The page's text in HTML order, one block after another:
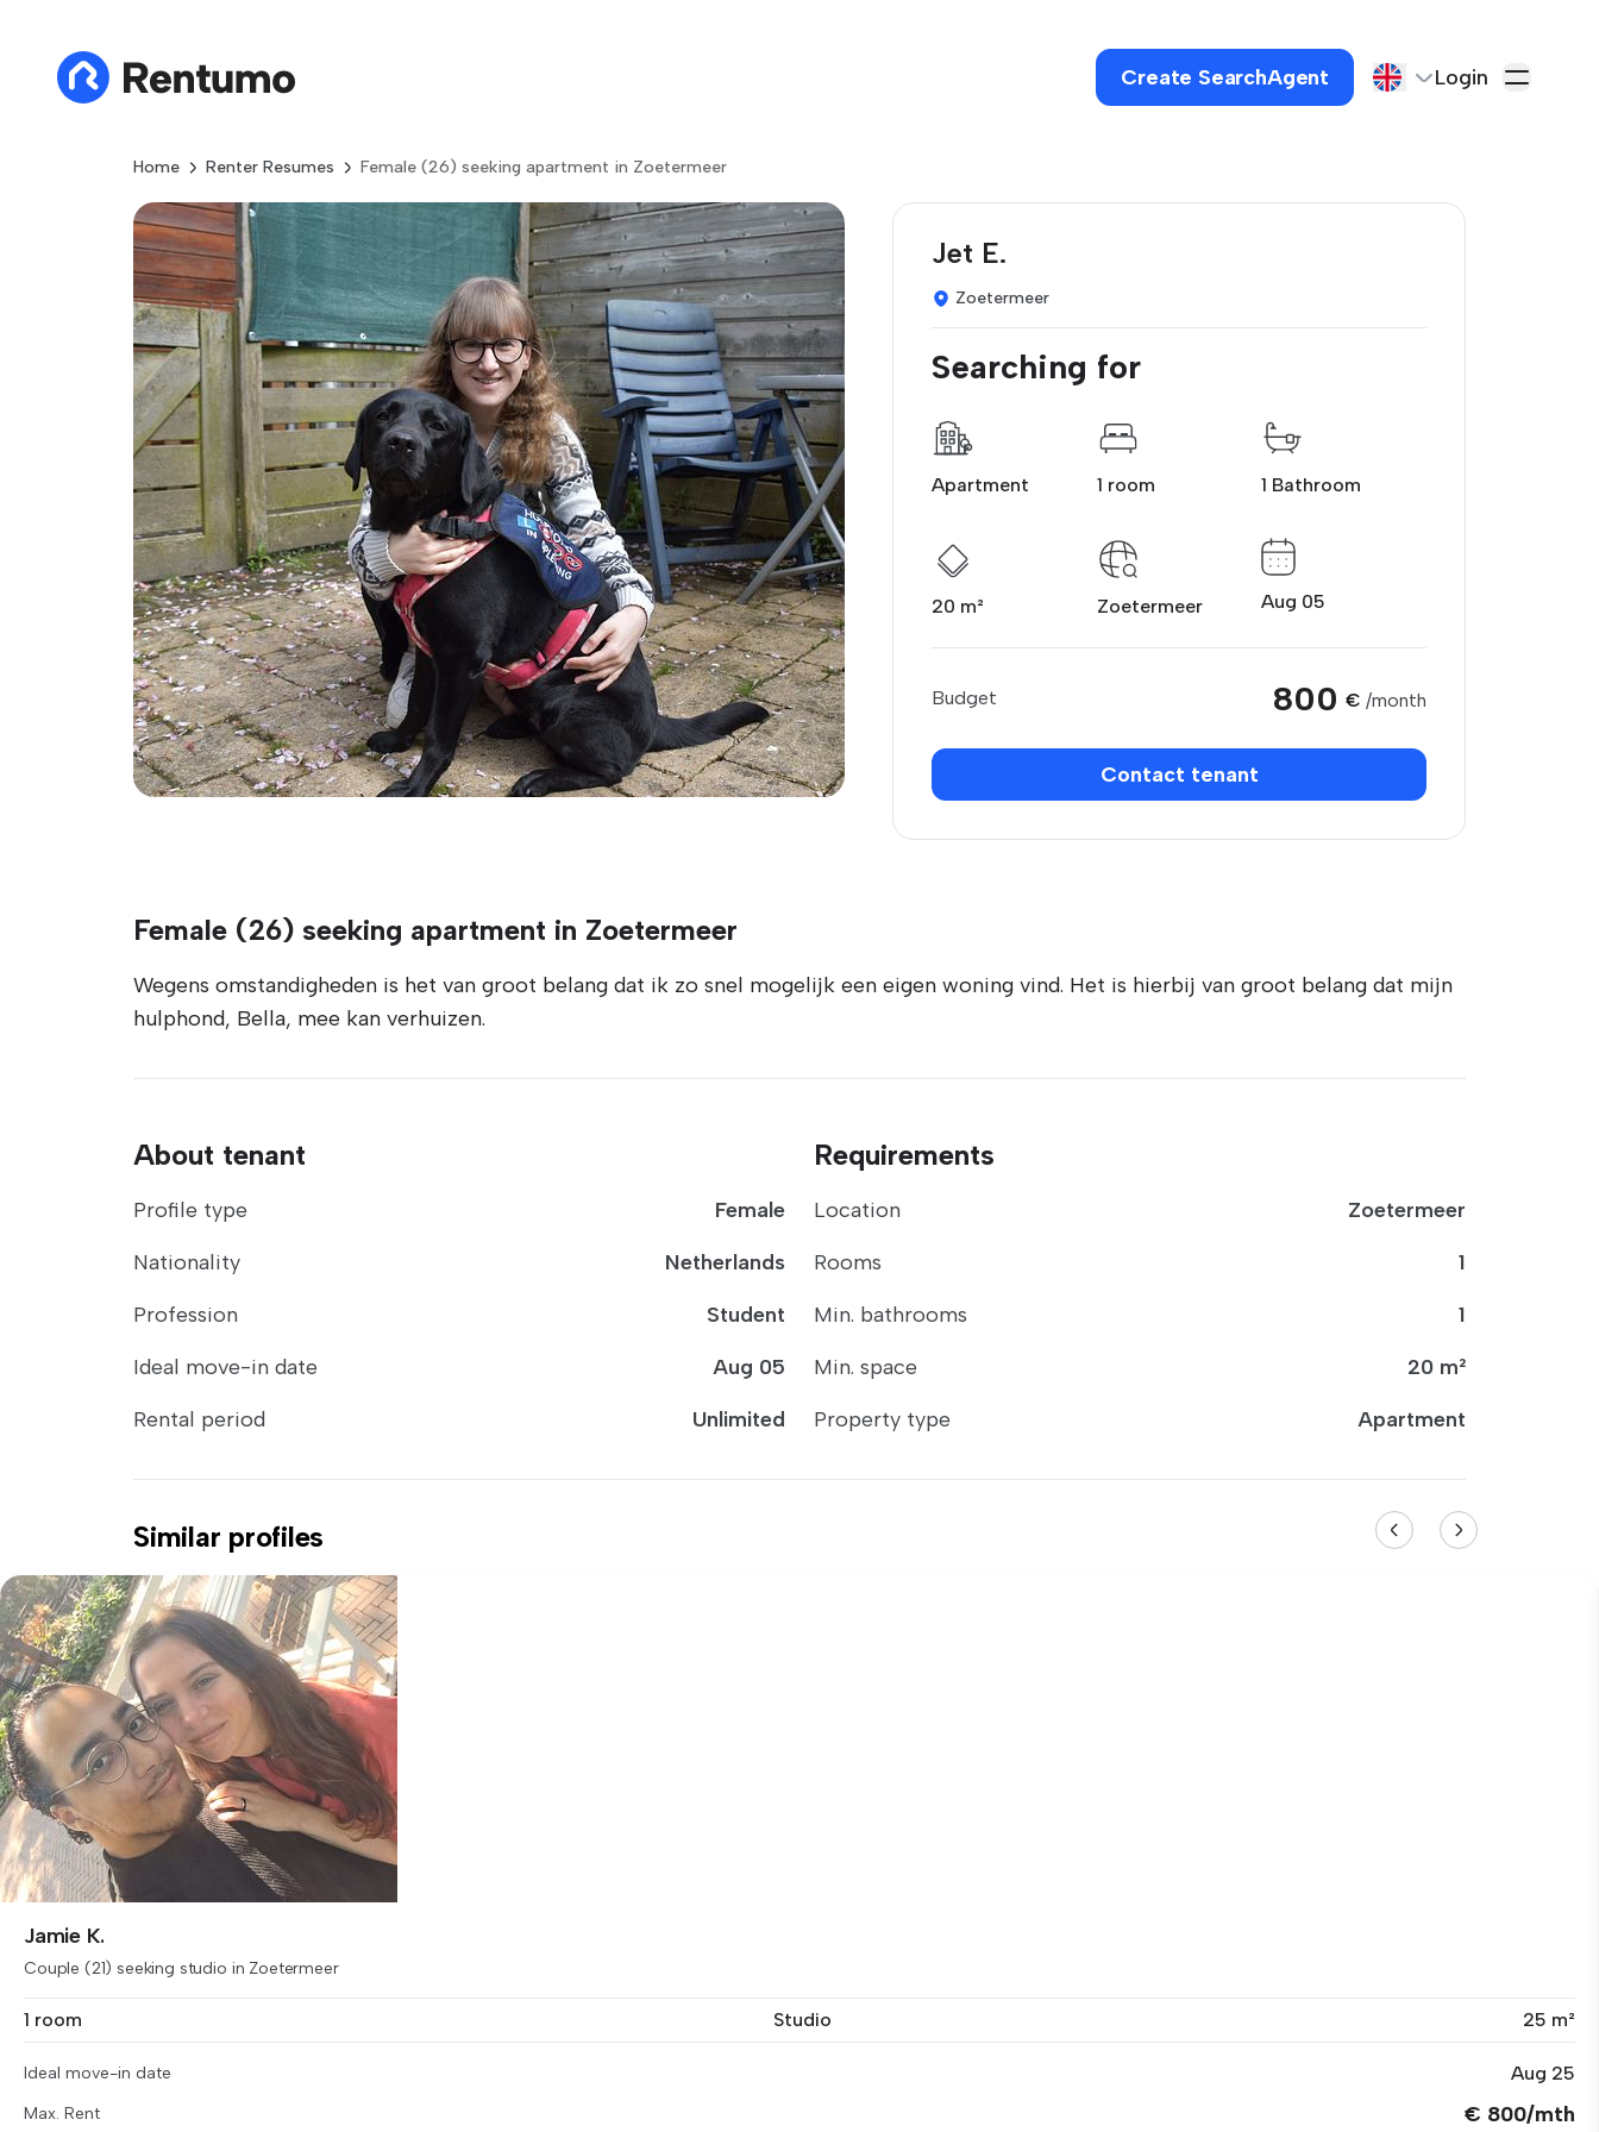
Create SearchAgent Login
Home Renter Resumes Female (26) seeking apartment in Zoetermeer
Jet E.
Zoetermeer
Searching for
Apartment 1 room 1 Bathroom
20 m² Zoetermeer Aug 05
Budget 800 € /month
Contact tenant
Female (26) seeking apartment in Zoetermeer
Wegens omstandigheden is het van groot belang dat ik zo snel mogelijk een eigen woning vind. Het is hierbij van groot belang dat mijn
hulphond, Bella, mee kan verhuizen.
About tenant
Profile type
Female
Nationality
Netherlands
Profession
Student
Ideal move-in date
Aug 05
Rental period
Unlimited
Requirements
Location
Zoetermeer
Rooms
1
Min. bathrooms
1
Min. space
20 m²
Property type
Apartment
Similar profiles
Jamie K.
Couple (21) seeking studio in Zoetermeer
1 room Studio 25 m²
Ideal move-in date Aug 25
Max. Rent € 800/mth